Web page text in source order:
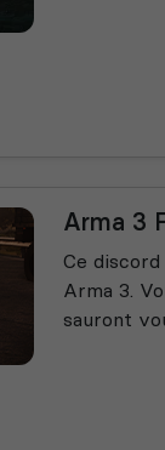
Arma 3
Ce
Arma 3.
sauront